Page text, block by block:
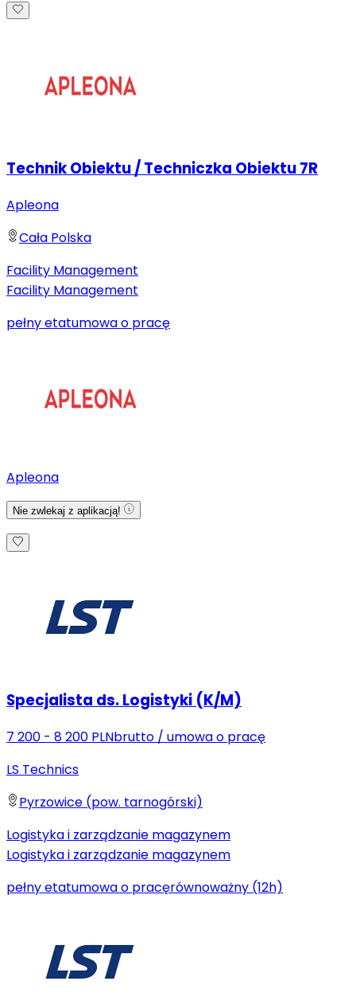
Technik Obiektu / Techniczka Obiektu 7R
Apleona
Cała Polska
Facility Management
Facility Management
pełny etatumowa o pracę
Apleona
Nie zwlekaj z aplikacją!
Specjalista ds. Logistyki (K/M)
7 200 - 8 200 PLNbrutto / umowa o pracę
LS Technics
Pyrzowice (pow. tarnogórski)
Logistyka i zarządzanie magazynem
Logistyka i zarządzanie magazynem
pełny etatumowa o pracęrównoważny (12h)